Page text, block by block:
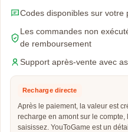
Codes disponibles sur votre
Les commandes non
de remboursement
Support après-vente avec
Recharge directe
Après le paiement, la valeur est
recharge en amont sur le
saisissez. YouToGame est un